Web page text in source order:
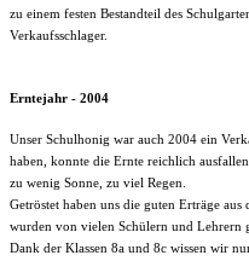
zu einem festen Bestandteil des
Verkaufsschlager.
Erntejahr - 2004
Unser Schulhonig war auch 2004 ein
haben, konnte die Ernte reichlich
zu wenig Sonne, zu viel Regen.
Getröstet haben uns die guten Erträge
wurden von vielen Schülern und Lehrern
Dank der Klassen 8a und 8c wissen wir